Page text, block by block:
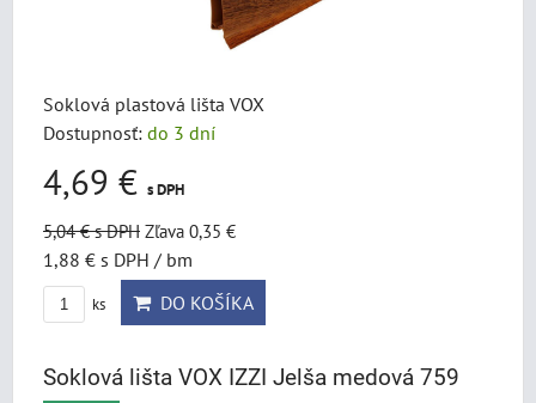
Soklová plastová lišta VOX
Dostupnosť: do 3 dní
4,69 € s DPH
5,04 €s DPH Zľava 0,35 €
1,88 € s DPH / bm
ks DO KOŠÍKA
Soklová lišta VOX IZZI Jelša medová 759